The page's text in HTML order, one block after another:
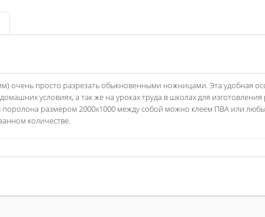
очень просто разрезать обыкновенными ножницами. Эта удобная
условиях, а так же на уроках труда в школах для
поролона размером 2000х1000 между собой можно клеем ПВА или
количестве.